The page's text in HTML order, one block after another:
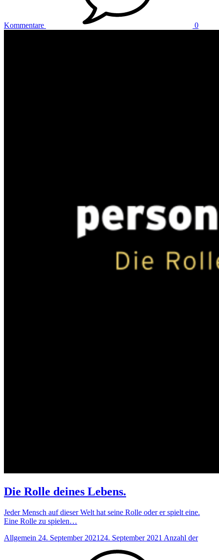
Kommentare 0
Die Rolle deines Lebens.
Jeder Mensch auf dieser Welt hat seine Rolle oder er spielt eine.
Eine Rolle zu spielen…
Allgemein 24. September 2021 24. September 2021 Anzahl der